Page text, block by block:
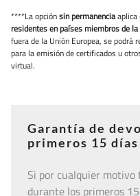
****La opciónsin permanenciaaplica
residentes en países miembros de la
fuera de la Unión Europea, se podrá
para la emisión de certificados u
virtual.
Garantía de
primeros 15 días
Si por cualquier
durante los primeros